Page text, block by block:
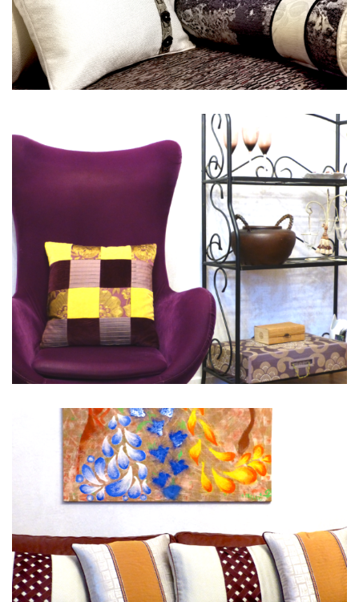
Ambiance 5
DAMIERS
Ambiance 4
BANDE